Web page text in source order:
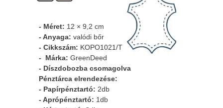
- Méret: 12 × 9,2 cm
- Anyaga: valódi bőr
- Cikkszám: KOPO1021/T
- Márka: GreenDeed
- Díszdobozba csomagolva
Pénztárca elrendezése:
- Papírpénztartó: 2db
- Aprópénztartó: 1db